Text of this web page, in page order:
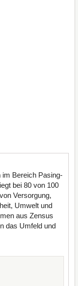
im Bereich Pasing-
bei 80 von 100
Versorgung,
Umwelt und
aus Zensus
das Umfeld und